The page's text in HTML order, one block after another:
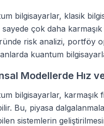
bilgisayarlar, klasik
çok daha
risk analizi, portföy
kuantum
Modellerde Hız
bilgisayarlar, karmaşık
Bu, piyasa
sistemlerin